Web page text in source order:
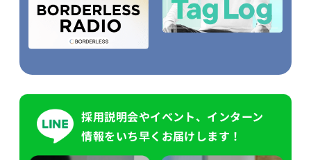
採用説明会やイベント、インターン
情報をいち早くお届けします！